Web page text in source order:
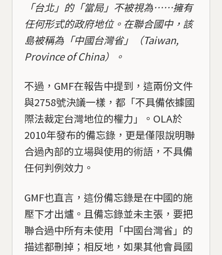
「台北」的「當局」不被視為……擁有
任何形式的政府地位。在聯合國中，該
島被稱為「中國台灣省」（Taiwan,
Province of China）。
不過，GMF在報告中提到，這兩份文件
與2758號決議一樣，都「不具備依據國
際法裁定台灣地位的權力」。OLA於
2010年發布的備忘錄，更是僅限說明聯
合過內部的立場與使用的術語，不具備
任何判例效力。
GMF也直言，這份備忘錄是在中國的施
壓下才出爐。且備忘錄並未主張，要把
聯合過中所有未使用「中國台灣省」的
描述都刪掉；相反地，如果其他會員國